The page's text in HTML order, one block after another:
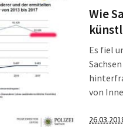
Wie
Es fiel
von
ihm das